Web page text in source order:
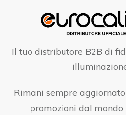
Il tuo distributore B2B di
Rimani sempre
promozioni dal mondo